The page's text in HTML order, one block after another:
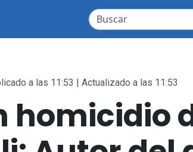
a las 11:53 | Actualizado a las 11:53
homicidio